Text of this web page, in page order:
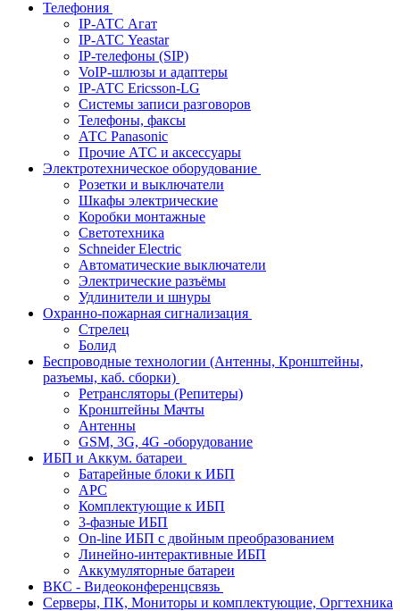
Телефония
IP-АТС Агат
IP-АТС Yeastar
IP-телефоны (SIP)
VoIP-шлюзы и адаптеры
IP-АТС Ericsson-LG
Системы записи разговоров
Телефоны, факсы
АТС Panasonic
Прочие АТС и аксессуары
Электротехническое оборудование
Розетки и выключатели
Шкафы электрические
Коробки монтажные
Светотехника
Schneider Electric
Автоматические выключатели
Электрические разъёмы
Удлинители и шнуры
Охранно-пожарная сигнализация
Стрелец
Болид
Беспроводные технологии (Антенны, Кронштейны,
разъемы, каб. сборки)
Ретрансляторы (Репитеры)
Кронштейны Мачты
Антенны
GSM, 3G, 4G -оборудование
ИБП и Аккум. батареи
Батарейные блоки к ИБП
APC
Комплектующие к ИБП
3-фазные ИБП
On-line ИБП с двойным преобразованием
Линейно-интерактивные ИБП
Аккумуляторные батареи
ВКС - Видеоконференцсвязь
Серверы, ПК, Мониторы и комплектующие, Оргтехника